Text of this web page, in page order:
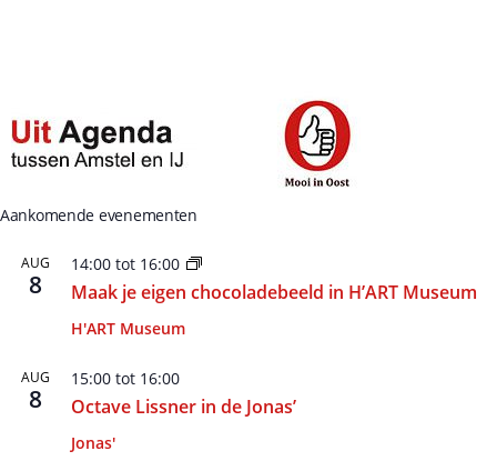
Aankomende evenementen
AUG
8
14:00 tot 16:00
Maak je eigen chocoladebeeld in H’ART Museum
H'ART Museum
AUG
8
15:00 tot 16:00
Octave Lissner in de Jonas’
Jonas'